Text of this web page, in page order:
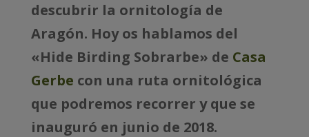
descubrir la ornitología de
Aragón. Hoy os hablamos del
«Hide Birding Sobrarbe» de Casa
Gerbe con una ruta ornitológica
que podremos recorrer y que se
inauguró en junio de 2018.